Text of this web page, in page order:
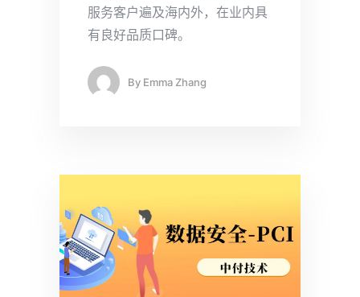
服务客户遍及海内外，在业内具
有良好品质口碑。
By Emma Zhang